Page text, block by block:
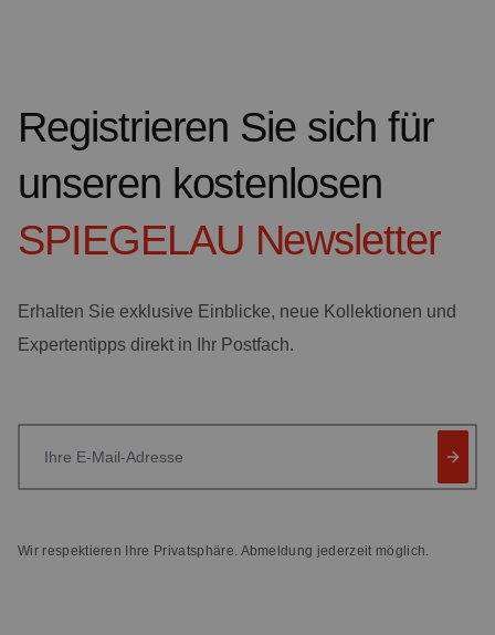
Registrieren Sie sich für
unseren kostenlosen
SPIEGELAU Newsletter
Erhalten Sie exklusive Einblicke, neue Kollektionen und
Expertentipps direkt in Ihr Postfach.
Wir respektieren Ihre Privatsphäre. Abmeldung jederzeit möglich.